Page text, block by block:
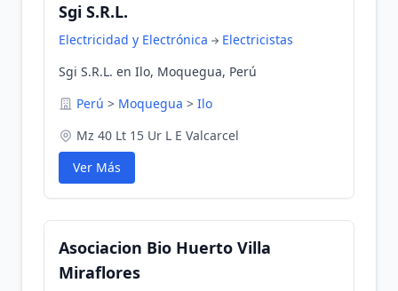
Sgi S.R.L.
Electricidad y Electrónica
Electricistas
Sgi S.R.L. en Ilo, Moquegua, Perú
Perú > Moquegua > Ilo
Mz 40 Lt 15 Ur L E Valcarcel
Ver Más
Asociacion Bio Huerto Villa
Miraflores